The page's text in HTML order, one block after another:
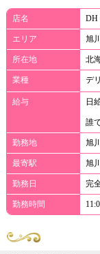
店名 DH
エリア 旭川
所在地 北
業種 デ
給与 日
誰
勤務地 旭
最寄駅 旭
勤務日 完
勤務時間